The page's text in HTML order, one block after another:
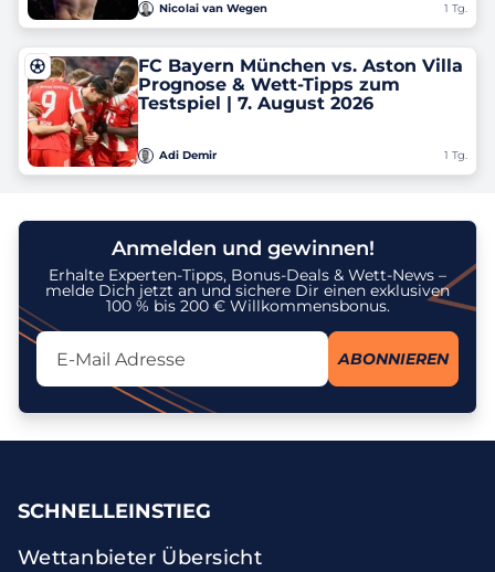
Nicolai van Wegen 1 Tg.
FC Bayern München vs. Aston Villa
Prognose & Wett-Tipps zum
Testspiel | 7. August 2026
Adi Demir 1 Tg.
Anmelden und gewinnen!
Erhalte Experten-Tipps, Bonus-Deals & Wett-News –
melde Dich jetzt an und sichere Dir einen exklusiven
100 % bis 200 € Willkommensbonus.
Lassen Sie dieses Feld leer
ABONNIEREN
Ich stimme dem Erhalt des Newsletters zu und erkenne an, dass
meine personenbezogenen Daten gemäß derDatenschutzrichtlinie
SCHNELLEINSTIEG
Wettanbieter Übersicht